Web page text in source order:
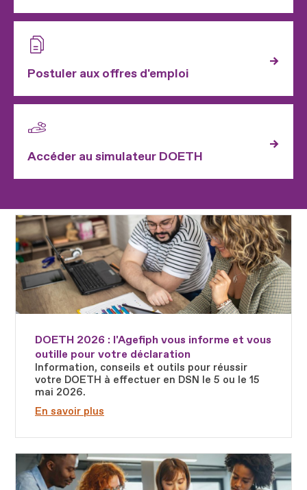
Postuler aux offres d'emploi
Accéder au simulateur DOETH
DOETH 2026 : l'Agefiph vous informe et vous
outille pour votre déclaration
Information, conseils et outils pour réussir
votre DOETH à effectuer en DSN le 5 ou le 15
mai 2026.
En savoir plus
Fichier
Fichier